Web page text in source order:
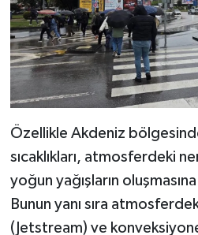
Özellikle Akdeniz
sıcaklıkları, atmosferdeki
yoğun yağışların
Bunun yanı sıra
(Jetstream) ve